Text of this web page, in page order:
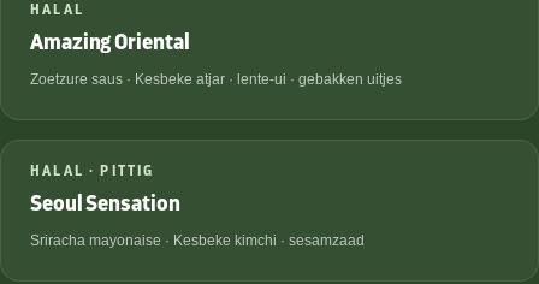
HALAL
Amazing Oriental
Zoetzure saus · Kesbeke atjar · lente-ui · gebakken uitjes
HALAL · PITTIG
Seoul Sensation
Sriracha mayonaise · Kesbeke kimchi · sesamzaad